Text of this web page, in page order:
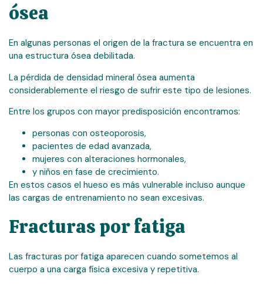
ósea
En algunas personas el origen de la fractura se encuentra en
una estructura ósea debilitada.
La pérdida de densidad mineral ósea aumenta
considerablemente el riesgo de sufrir este tipo de lesiones.
Entre los grupos con mayor predisposición encontramos:
personas con osteoporosis,
pacientes de edad avanzada,
mujeres con alteraciones hormonales,
y niños en fase de crecimiento.
En estos casos el hueso es más vulnerable incluso aunque
las cargas de entrenamiento no sean excesivas.
Fracturas por fatiga
Las fracturas por fatiga aparecen cuando sometemos al
cuerpo a una carga física excesiva y repetitiva.